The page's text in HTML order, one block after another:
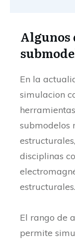
Algunos
En la
simulacion
submodelos
disciplinas
estructurales.
El rango de
permite